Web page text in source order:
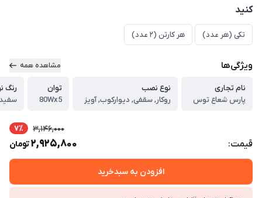
کنید
تکی (هر عدد) هر کارتن (2 عدد)
ویژگی‌ها مشاهده همه
نام تجاری
پارس شعاع توس
نوع نصب
روکار, سقفی, دیوارکوب, آویز
توان
80Wx5
رنگ
قیمت:
3,146,000 7٪
2,925,800تومان
افزودن به سبدخرید